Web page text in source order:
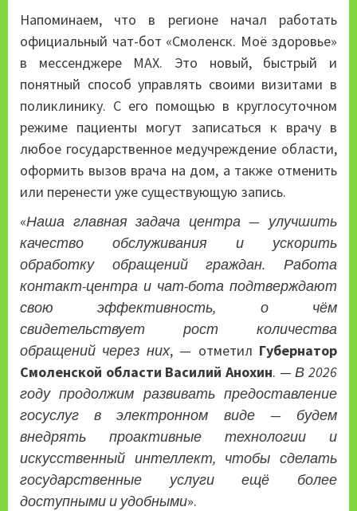
Напоминаем, что в регионе начал работать
официальный чат-бот «Смоленск. Моё здоровье»
в мессенджере MAX. Это новый, быстрый и
понятный способ управлять своими визитами в
поликлинику. С его помощью в круглосуточном
режиме пациенты могут записаться к врачу в
любое государственное медучреждение области,
оформить вызов врача на дом, а также отменить
или перенести уже существующую запись.
«Наша главная задача центра — улучшить
качество обслуживания и ускорить
обработку обращений граждан. Работа
контакт-центра и чат-бота подтверждают
свою эффективность, о чём
свидетельствует рост количества
обращений через них, — отметил Губернатор
Смоленской области Василий Анохин. —В 2026
году продолжим развивать предоставление
госуслуг в электронном виде — будем
внедрять проактивные технологии и
искусственный интеллект, чтобы сделать
государственные услуги ещё более
доступными и удобными».